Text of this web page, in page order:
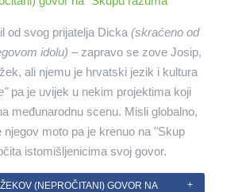
od svog prijatelja Dicka (skraćeno od
idolu) – zapravo se zove Josip,
ali njemu je hrvatski jezik i kultura
pa je uvijek u nekim projektima koji
međunarodnu scenu. Misli globalno,
njegov moto pa je krenuo na "Skup
istomišljenicima svoj govor.
(NEPROČITANI) GOVOR NA